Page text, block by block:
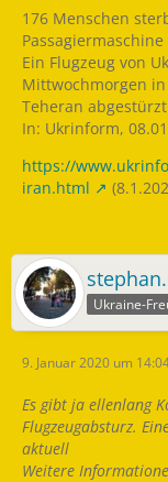
176 Menschen
Ein Flugzeug von
Mittwochmorgen
Teheran
In: Ukrinform,
https://
iran.html
Ukraine-
9. Januar 2020 um
Es gibt ja ellenlang
Flugzeugabsturz.
aktuell
Weitere